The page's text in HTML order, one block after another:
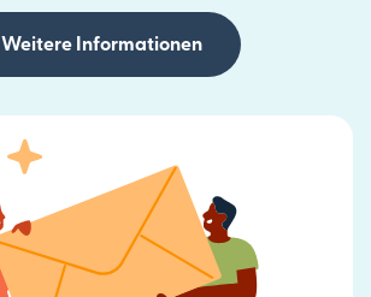
Weitere Informationen